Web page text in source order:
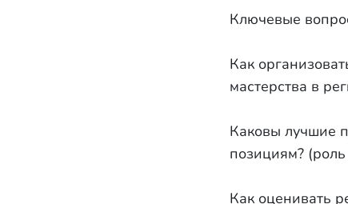
Ключевые
Как
мастерства в
Каковы лучшие
позициям?
Как оценивать